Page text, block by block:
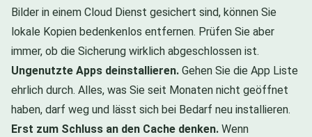
Bilder in einem Cloud Dienst gesichert sind, können Sie
lokale Kopien bedenkenlos entfernen. Prüfen Sie aber
immer, ob die Sicherung wirklich abgeschlossen ist.
Ungenutzte Apps deinstallieren. Gehen Sie die App Liste
ehrlich durch. Alles, was Sie seit Monaten nicht geöffnet
haben, darf weg und lässt sich bei Bedarf neu installieren.
Erst zum Schluss an den Cache denken. Wenn